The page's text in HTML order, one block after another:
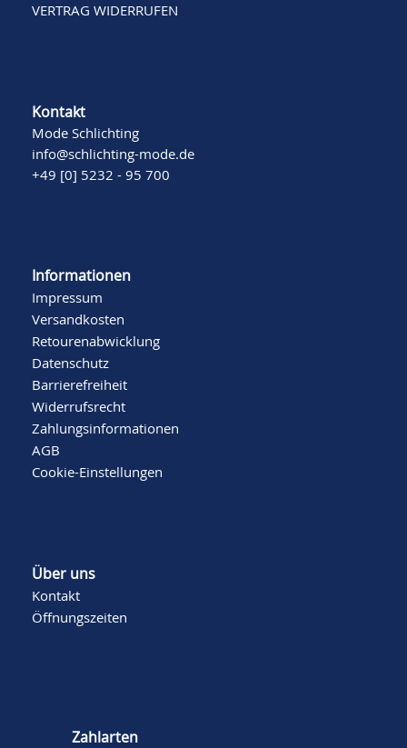
VERTRAG WIDERRUFEN
Kontakt
Mode Schlichting
info@schlichting-mode.de
+49 [0] 5232 - 95 700
Informationen
Impressum
Versandkosten
Retourenabwicklung
Datenschutz
Barrierefreiheit
Widerrufsrecht
Zahlungsinformationen
AGB
Cookie-Einstellungen
Über uns
Kontakt
Öffnungszeiten
Zahlarten